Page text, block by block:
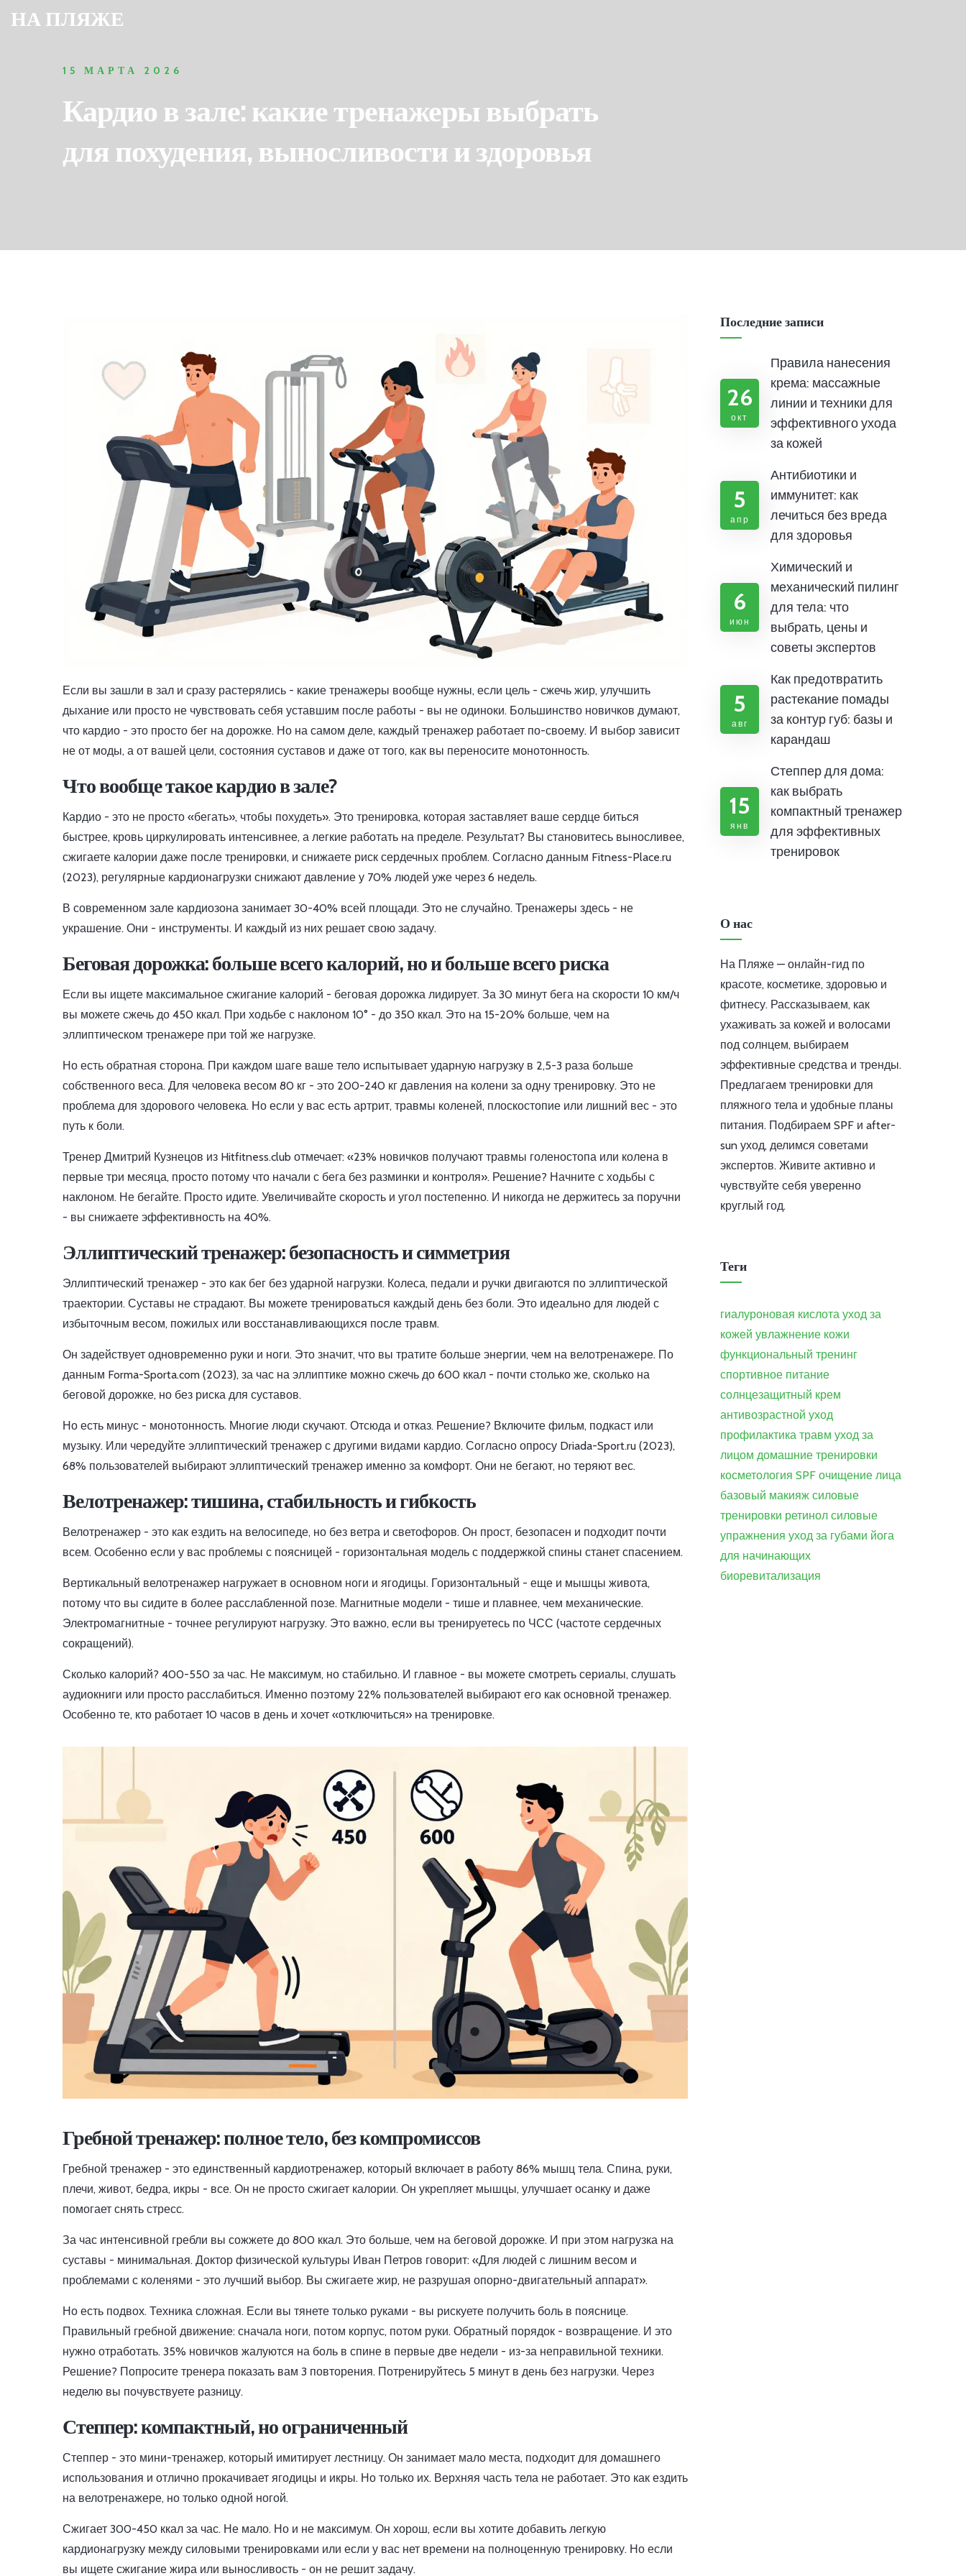
НА ПЛЯЖЕ
15 МАРТА 2026
Кардио в зале: какие тренажеры выбрать
для похудения, выносливости и здоровья
Если вы зашли в зал и сразу растерялись - какие тренажеры вообще нужны, если цель - сжечь жир, улучшить
дыхание или просто не чувствовать себя уставшим после работы - вы не одиноки. Большинство новичков думают,
что кардио - это просто бег на дорожке. Но на самом деле, каждый тренажер работает по-своему. И выбор зависит
не от моды, а от вашей цели, состояния суставов и даже от того, как вы переносите монотонность.
Что вообще такое кардио в зале?
Кардио - это не просто «бегать», чтобы похудеть». Это тренировка, которая заставляет ваше сердце биться
быстрее, кровь циркулировать интенсивнее, а легкие работать на пределе. Результат? Вы становитесь выносливее,
сжигаете калории даже после тренировки, и снижаете риск сердечных проблем. Согласно данным Fitness-Place.ru
(2023), регулярные кардионагрузки снижают давление у 70% людей уже через 6 недель.
В современном зале кардиозона занимает 30-40% всей площади. Это не случайно. Тренажеры здесь - не
украшение. Они - инструменты. И каждый из них решает свою задачу.
Беговая дорожка: больше всего калорий, но и больше всего риска
Если вы ищете максимальное сжигание калорий - беговая дорожка лидирует. За 30 минут бега на скорости 10 км/ч
вы можете сжечь до 450 ккал. При ходьбе с наклоном 10° - до 350 ккал. Это на 15-20% больше, чем на
эллиптическом тренажере при той же нагрузке.
Но есть обратная сторона. При каждом шаге ваше тело испытывает ударную нагрузку в 2,5-3 раза больше
собственного веса. Для человека весом 80 кг - это 200-240 кг давления на колени за одну тренировку. Это не
проблема для здорового человека. Но если у вас есть артрит, травмы коленей, плоскостопие или лишний вес - это
путь к боли.
Тренер Дмитрий Кузнецов из Hitfitness.club отмечает: «23% новичков получают травмы голеностопа или колена в
первые три месяца, просто потому что начали с бега без разминки и контроля». Решение? Начните с ходьбы с
наклоном. Не бегайте. Просто идите. Увеличивайте скорость и угол постепенно. И никогда не держитесь за поручни
- вы снижаете эффективность на 40%.
Эллиптический тренажер: безопасность и симметрия
Эллиптический тренажер - это как бег без ударной нагрузки. Колеса, педали и ручки двигаются по эллиптической
траектории. Суставы не страдают. Вы можете тренироваться каждый день без боли. Это идеально для людей с
избыточным весом, пожилых или восстанавливающихся после травм.
Он задействует одновременно руки и ноги. Это значит, что вы тратите больше энергии, чем на велотренажере. По
данным Forma-Sporta.com (2023), за час на эллиптике можно сжечь до 600 ккал - почти столько же, сколько на
беговой дорожке, но без риска для суставов.
Но есть минус - монотонность. Многие люди скучают. Отсюда и отказ. Решение? Включите фильм, подкаст или
музыку. Или чередуйте эллиптический тренажер с другими видами кардио. Согласно опросу Driada-Sport.ru (2023),
68% пользователей выбирают эллиптический тренажер именно за комфорт. Они не бегают, но теряют вес.
Велотренажер: тишина, стабильность и гибкость
Велотренажер - это как ездить на велосипеде, но без ветра и светофоров. Он прост, безопасен и подходит почти
всем. Особенно если у вас проблемы с поясницей - горизонтальная модель с поддержкой спины станет спасением.
Вертикальный велотренажер нагружает в основном ноги и ягодицы. Горизонтальный - еще и мышцы живота,
потому что вы сидите в более расслабленной позе. Магнитные модели - тише и плавнее, чем механические.
Электромагнитные - точнее регулируют нагрузку. Это важно, если вы тренируетесь по ЧСС (частоте сердечных
сокращений).
Сколько калорий? 400-550 за час. Не максимум, но стабильно. И главное - вы можете смотреть сериалы, слушать
аудиокниги или просто расслабиться. Именно поэтому 22% пользователей выбирают его как основной тренажер.
Особенно те, кто работает 10 часов в день и хочет «отключиться» на тренировке.
Гребной тренажер: полное тело, без компромиссов
Гребной тренажер - это единственный кардиотренажер, который включает в работу 86% мышц тела. Спина, руки,
плечи, живот, бедра, икры - все. Он не просто сжигает калории. Он укрепляет мышцы, улучшает осанку и даже
помогает снять стресс.
За час интенсивной гребли вы сожжете до 800 ккал. Это больше, чем на беговой дорожке. И при этом нагрузка на
суставы - минимальная. Доктор физической культуры Иван Петров говорит: «Для людей с лишним весом и
проблемами с коленями - это лучший выбор. Вы сжигаете жир, не разрушая опорно-двигательный аппарат».
Но есть подвох. Техника сложная. Если вы тянете только руками - вы рискуете получить боль в пояснице.
Правильный гребной движение: сначала ноги, потом корпус, потом руки. Обратный порядок - возвращение. И это
нужно отработать. 35% новичков жалуются на боль в спине в первые две недели - из-за неправильной техники.
Решение? Попросите тренера показать вам 3 повторения. Потренируйтесь 5 минут в день без нагрузки. Через
неделю вы почувствуете разницу.
Степпер: компактный, но ограниченный
Степпер - это мини-тренажер, который имитирует лестницу. Он занимает мало места, подходит для домашнего
использования и отлично прокачивает ягодицы и икры. Но только их. Верхняя часть тела не работает. Это как ездить
на велотренажере, но только одной ногой.
Сжигает 300-450 ккал за час. Не мало. Но и не максимум. Он хорош, если вы хотите добавить легкую
кардионагрузку между силовыми тренировками или если у вас нет времени на полноценную тренировку. Но если
вы ищете сжигание жира или выносливость - он не решит задачу.
Последние записи
26
окт
Правила нанесения
крема: массажные
линии и техники для
эффективного ухода
за кожей
5
апр
Антибиотики и
иммунитет: как
лечиться без вреда
для здоровья
6
июн
Химический и
механический пилинг
для тела: что
выбрать, цены и
советы экспертов
5
авг
Как предотвратить
растекание помады
за контур губ: базы и
карандаш
15
янв
Степпер для дома:
как выбрать
компактный тренажер
для эффективных
тренировок
О нас
На Пляже — онлайн-гид по
красоте, косметике, здоровью и
фитнесу. Рассказываем, как
ухаживать за кожей и волосами
под солнцем, выбираем
эффективные средства и тренды.
Предлагаем тренировки для
пляжного тела и удобные планы
питания. Подбираем SPF и after-
sun уход, делимся советами
экспертов. Живите активно и
чувствуйте себя уверенно
круглый год.
Теги
гиалуроновая кислота уход за
кожей увлажнение кожи
функциональный тренинг
спортивное питание
солнцезащитный крем
антивозрастной уход
профилактика травм уход за
лицом домашние тренировки
косметология SPF очищение лица
базовый макияж силовые
тренировки ретинол силовые
упражнения уход за губами йога
для начинающих
биоревитализация